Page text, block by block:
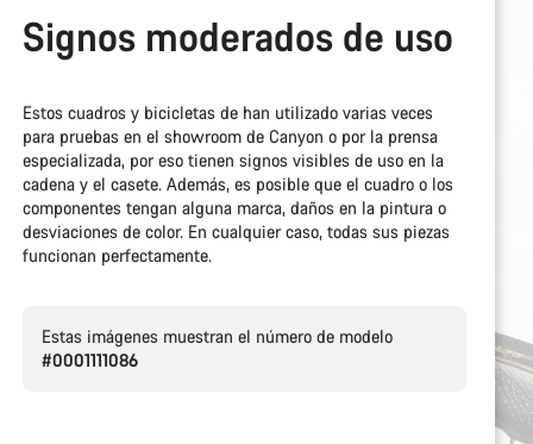
Signos moderados de uso
Estos cuadros y bicicletas de han utilizado varias veces
para pruebas en el showroom de Canyon o por la prensa
especializada, por eso tienen signos visibles de uso en la
cadena y el casete. Además, es posible que el cuadro o los
componentes tengan alguna marca, daños en la pintura o
desviaciones de color. En cualquier caso, todas sus piezas
funcionan perfectamente.
Estas imágenes muestran el número de modelo
#0001111086